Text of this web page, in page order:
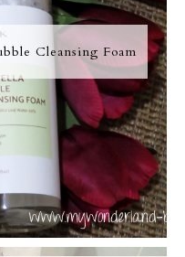
Cleansing Foam